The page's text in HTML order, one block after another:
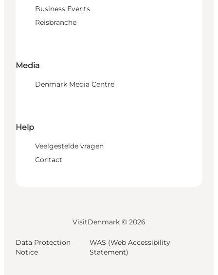
Business Events
Reisbranche
Media
Denmark Media Centre
Help
Veelgestelde vragen
Contact
VisitDenmark © 2026
Data Protection
Notice
WAS (Web Accessibility
Statement)